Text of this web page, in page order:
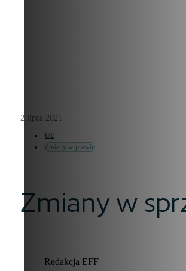
2 lipca 2021
UE
Zmiany w prawie
Zmiany w
Redakcja EFF